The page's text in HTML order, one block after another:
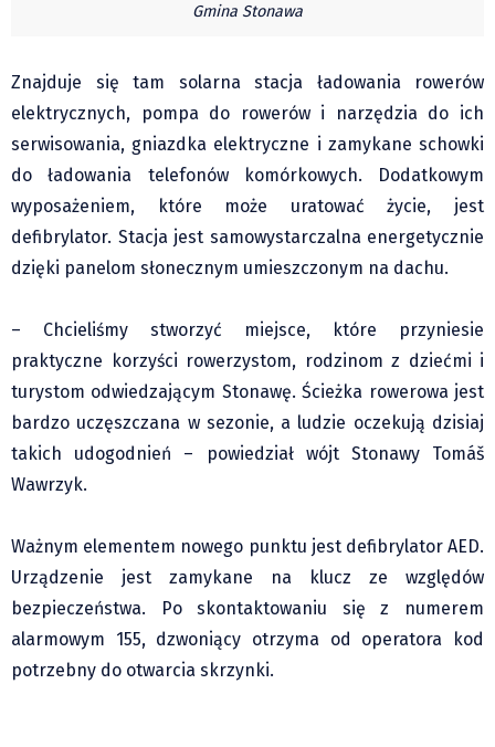
Recenzje
Pop Art
Wydarzenia
Nasze biblioteki
Publicystyka
Zdaniem...
Pre-teksty i kon-teksty Łęckiego
Na granicy Księstwa Drobika (archiwum)
Podróże małe i duże Skałki
Historia
Podróże
Wywiady
Nauka
Młodzi
Przedszkola
Szkoły podstawowe
Szkoły średnie
Gmina Stonawa
Znajduje się tam solarna stacja ładowania rowerów
elektrycznych, pompa do rowerów i narzędzia do ich
serwisowania, gniazdka elektryczne i zamykane schowki
do ładowania telefonów komórkowych. Dodatkowym
wyposażeniem, które może uratować życie, jest
defibrylator. Stacja jest samowystarczalna energetycznie
dzięki panelom słonecznym umieszczonym na dachu.
– Chcieliśmy stworzyć miejsce, które przyniesie
praktyczne korzyści rowerzystom, rodzinom z dziećmi i
turystom odwiedzającym Stonawę. Ścieżka rowerowa jest
bardzo uczęszczana w sezonie, a ludzie oczekują dzisiaj
takich udogodnień – powiedział wójt Stonawy Tomáš
Wawrzyk.
Ważnym elementem nowego punktu jest defibrylator AED.
Urządzenie jest zamykane na klucz ze względów
bezpieczeństwa. Po skontaktowaniu się z numerem
alarmowym 155, dzwoniący otrzyma od operatora kod
potrzebny do otwarcia skrzynki.